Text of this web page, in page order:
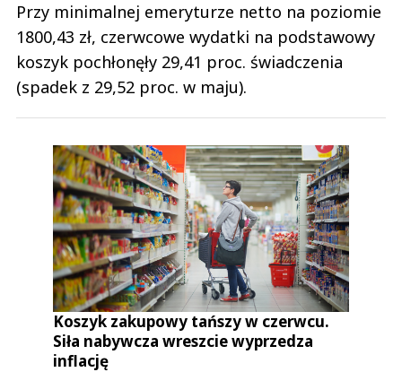
Przy minimalnej emeryturze netto na poziomie
1800,43 zł, czerwcowe wydatki na podstawowy
koszyk pochłonęły 29,41 proc. świadczenia
(spadek z 29,52 proc. w maju).
Koszyk zakupowy tańszy w czerwcu.
Siła nabywcza wreszcie wyprzedza
inflację